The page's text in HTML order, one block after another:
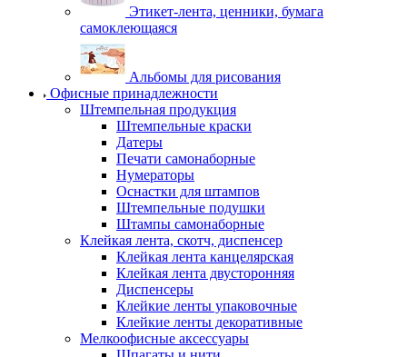
Этикет-лента, ценники, бумага
самоклеющаяся
Альбомы для рисования
Офисные принадлежности
Штемпельная продукция
Штемпельные краски
Датеры
Печати самонаборные
Нумераторы
Оснастки для штампов
Штемпельные подушки
Штампы самонаборные
Клейкая лента, скотч, диспенсер
Клейкая лента канцелярская
Клейкая лента двусторонняя
Диспенсеры
Клейкие ленты упаковочные
Клейкие ленты декоративные
Мелкоофисные аксессуары